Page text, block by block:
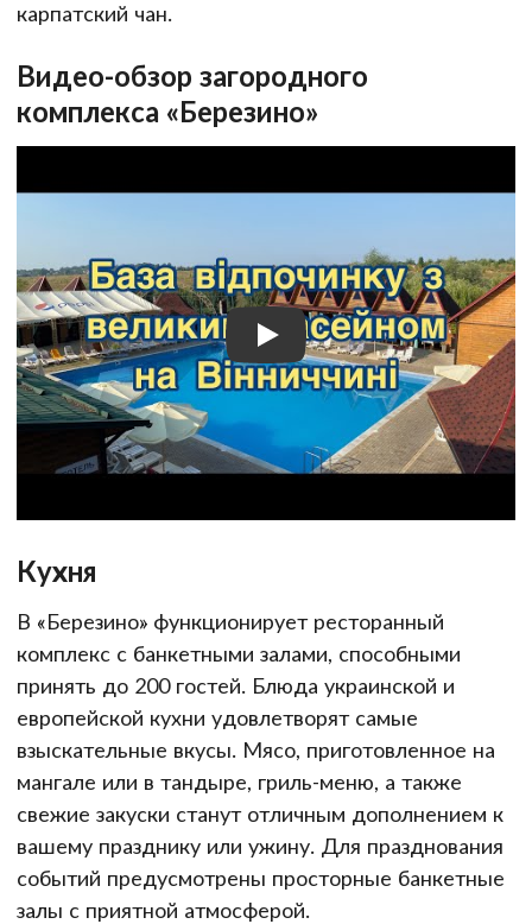
карпатский чан.
Видео-обзор загородного
комплекса «Березино»
Кухня
В «Березино» функционирует ресторанный
комплекс с банкетными залами, способными
принять до 200 гостей. Блюда украинской и
европейской кухни удовлетворят самые
взыскательные вкусы. Мясо, приготовленное на
мангале или в тандыре, гриль-меню, а также
свежие закуски станут отличным дополнением к
вашему празднику или ужину. Для празднования
событий предусмотрены просторные банкетные
залы с приятной атмосферой.